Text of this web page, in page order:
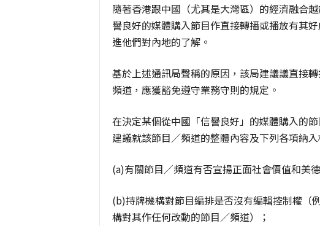
隨著香港跟中國（尤其是大灣區）的經濟融合
譽良好的媒體購入節目作直接轉播或播放有其
進他們對內地的了解。
基於上述通訊局聲稱的原因，該局建議議直接
頻道，應獲豁免遵守業務守則的規定。
在決定某個從中國「信譽良好」的媒體購入的
建議就該節目／頻道的整體內容及下列各項納入
(a)有關節目／頻道有否宣揚正面社會價值和美德
(b)持牌機構對節目編排是否沒有編輯控制權（
構對其作任何改動的節目／頻道）；